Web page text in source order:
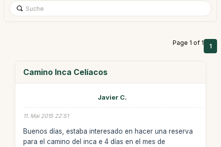
Page 1 of 1 1
Camino Inca Celíacos
Javier C.
11. Mai 2015 22:51
Buenos días, estaba interesado en hacer una reserva
para el camino del inca e 4 días en el mes de